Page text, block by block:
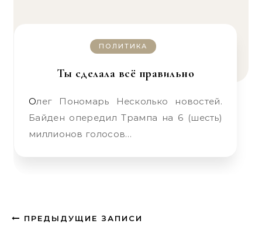
ПОЛИТИКА
Ты сделала всё правильно
Олег Пономарь Несколько новостей.
Байден опередил Трампа на 6 (шесть)
миллионов голосов…
ПРЕДЫДУЩИЕ ЗАПИСИ